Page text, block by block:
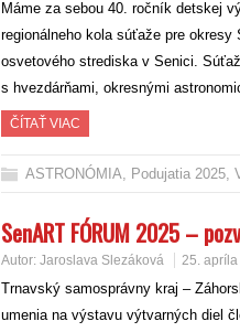
Máme za sebou 40. ročník detskej
regionálneho kola súťaže pre
osvetového strediska v Senici.
s hvezdárňami, okresnými
ČÍTAŤ VIAC
ASTRONÓMIA, Podujatia 2025,
SenART FÓRUM 2025 –
Autor: Jaroslava Slezáková 25. apríla
Trnavský samosprávny kraj –
umenia na výstavu výtvarných diel